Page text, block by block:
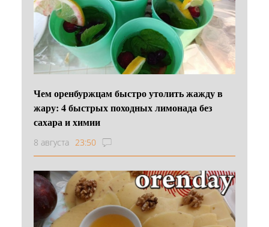
Чем оренбуржцам быстро утолить жажду в
жару: 4 быстрых походных лимонада без
сахара и химии
8 августа 23:50